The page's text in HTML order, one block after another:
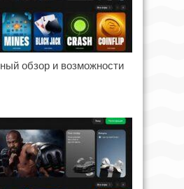
обзор и возможности